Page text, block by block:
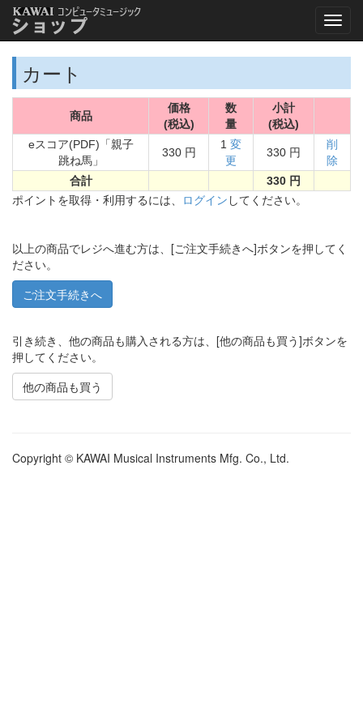
カート
商品
価格
(税込)
数
量
小計
(税込)
eスコア(PDF)「親子
跳ね馬」
330 円
1 変
更
330 円
削
除
合計
330 円
ポイントを取得・利用するには、 ログイン してください。
以上の商品でレジへ進む方は、[ご注文手続きへ]ボタンを押してく
ださい。
引き続き、他の商品も購入される方は、[他の商品も買う]ボタンを
押してください。
他の商品も買う
Copyright © KAWAI Musical Instruments Mfg. Co., Ltd.